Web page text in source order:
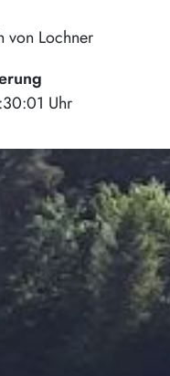
von Lochner
Uhr